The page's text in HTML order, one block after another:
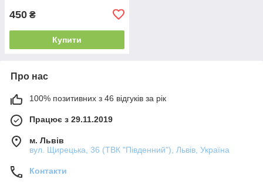
450 ₴
Купити
Про нас
100% позитивних з 46 відгуків за рік
Працює з 29.11.2019
м. Львів
вул. Щирецька, 36 (ТВК "Південний"), Львів, Україна
Контакти